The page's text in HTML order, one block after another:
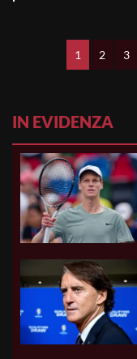
1 2 3
IN EVIDENZA